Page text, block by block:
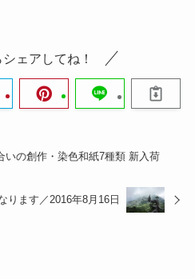
ェアしてね！
いの創作・染色和紙7種類 新入荷
ります／2016年8月16日